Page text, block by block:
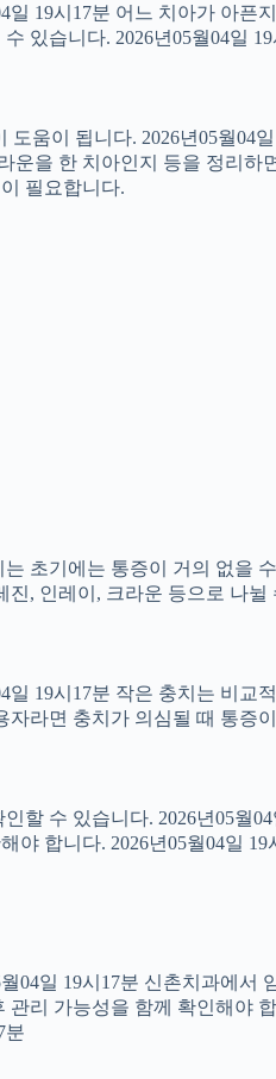
19시17분 어느 치아가 아픈
있습니다. 2026년05월04일
움이 됩니다. 2026년05월04
을 한 치아인지 등을 정리
필요합니다.
초기에는 통증이 거의 없을
, 인레이, 크라운 등으로 나
19시17분 작은 충치는 비교
라면 충치가 의심될 때 통
인할 수 있습니다. 2026년05월
야 합니다. 2026년05월04일 19
일 19시17분 신촌치과에서
리 가능성을 함께 확인해야
분